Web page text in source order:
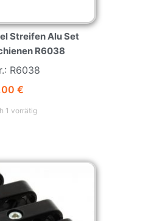
Streifen Alu Set
R6038
R6038
€
1 vorrätig